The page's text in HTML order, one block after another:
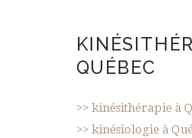
QUÉBEC
>> kinésithérapie à
>> kinésiologie à